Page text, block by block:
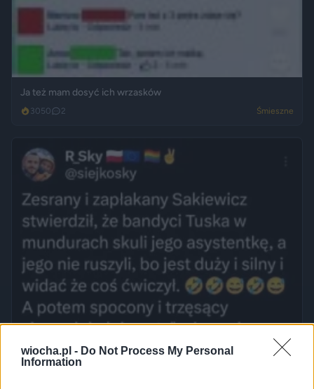
wiocha.pl - Do Not Process My Personal
Information
Ja też mam dosyć ich wrzasków
3050 2 Śmieszne